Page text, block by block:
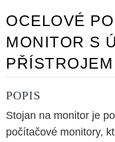
OCELOVÉ
MONITOR S
POPIS
Stojan na monitor je
počítačové monitory,